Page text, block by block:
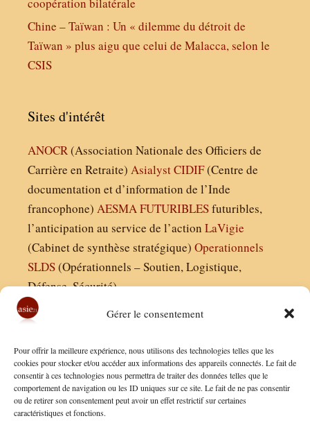
Gérer le consentement
Pour offrir la meilleure expérience, nous utilisons des technologies telles que les
cookies pour stocker et/ou accéder aux informations des appareils connectés. Le fait de
consentir à ces technologies nous permettra de traiter des données telles que le
comportement de navigation ou les ID uniques sur ce site. Le fait de ne pas consentir
ou de retirer son consentement peut avoir un effet restrictif sur certaines
caractéristiques et fonctions.
Chine – Taïwan : Un « dilemme du détroit de
Taïwan » plus aigu que celui de Malacca, selon le
CSIS
Sites d'intérêt
ANOCR (Association Nationale des Officiers de
Carrière en Retraite) AsialystCIDIF(Centre de
documentation et d’information de l’Inde
francophone) AESMA FUTURIBLESfuturibles,
l’anticipation au service de l’action LaVigie
(Cabinet de synthèse stratégique) Operationnels
SLDS(Opérationnels – Soutien, Logistique,
Défense, Sécurité)
Finaldées EURL
Siège social : 13 avenue Boudon, 75016, Paris
Nous contacter